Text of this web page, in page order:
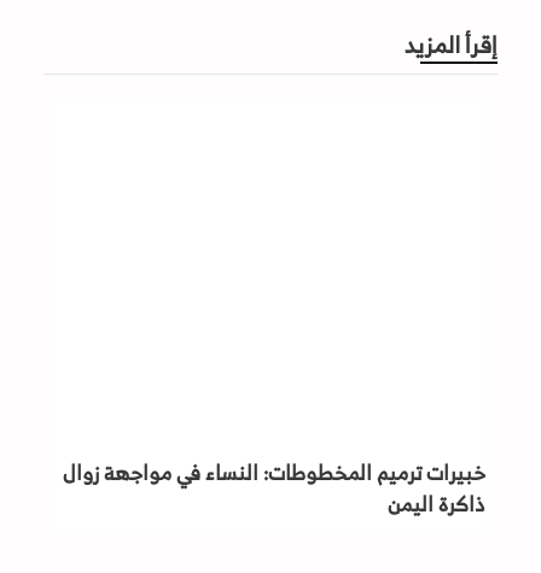
إقرأ المزيد
خبيرات ترميم المخطوطات: النساء في مواجهة زوال
ذاكرة اليمن